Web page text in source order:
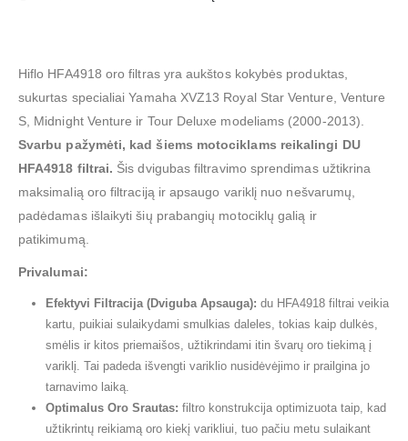
Hiflo HFA4918 oro filtras yra aukštos kokybės produktas,
sukurtas specialiai Yamaha XVZ13 Royal Star Venture, Venture
S, Midnight Venture ir Tour Deluxe modeliams (2000-2013).
Svarbu pažymėti, kad šiems motociklams reikalingi DU
HFA4918 filtrai. Šis dvigubas filtravimo sprendimas užtikrina
maksimalią oro filtraciją ir apsaugo variklį nuo nešvarumų,
padėdamas išlaikyti šių prabangių motociklų galią ir
patikimumą.
Privalumai:
Efektyvi Filtracija (Dviguba Apsauga): du HFA4918 filtrai veikia
kartu, puikiai sulaikydami smulkias daleles, tokias kaip dulkės,
smėlis ir kitos priemaišos, užtikrindami itin švarų oro tiekimą į
variklį. Tai padeda išvengti variklio nusidėvėjimo ir prailgina jo
tarnavimo laiką.
Optimalus Oro Srautas: filtro konstrukcija optimizuota taip, kad
užtikrintų reikiamą oro kiekį varikliui, tuo pačiu metu sulaikant